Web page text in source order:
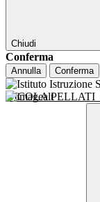
Chiudi
Conferma
Annulla Conferma
NICOLA PELLATI